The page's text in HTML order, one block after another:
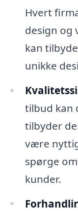
Hvert
design og
kan
unikke
tilbud kan
tilbyder
være
spørge
kunder.